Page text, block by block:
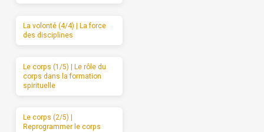
La volonté (4/4) | La force
des disciplines
Le corps (1/5) | Le rôle du
corps dans la formation
spirituelle
Le corps (2/5) |
Reprogrammer le corps